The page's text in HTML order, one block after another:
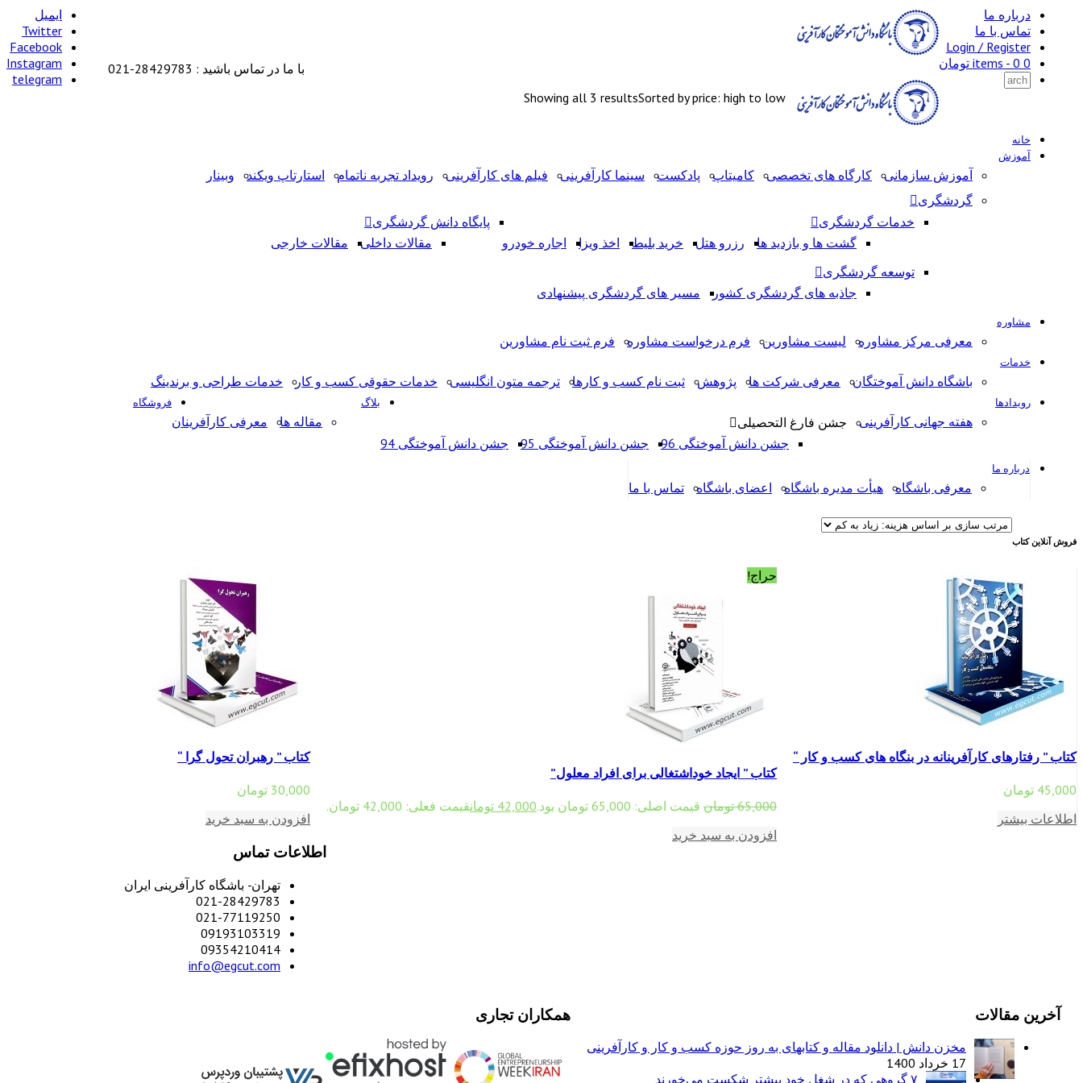
درباره ما
تماس با ما
Login / Register
0 items -
0 تومان
ایمیل
Twitter
Facebook
Instagram
telegram
با ما در تماس باشید : 28429783-021
خانه
آموزش
آموزش سازمانی کارگاه های تخصصی کامیتاپ پادکست سینما کارآفرینی فیلم های کارآفرینی رویداد تجربه ناتمام استارتاپ ویکند
وبینار
گردشگری
خدمات گردشگری
گشت ها و بازدید ها
رزرو هتل خرید بلیط اخذ ویزا اجاره خودرو
پایگاه دانش گردشگری
مقالات داخلی
مقالات خارجی
توسعه گردشگری
جاذبه های گردشگری کشور
مسیر های گردشگری پیشنهادی
مشاوره
معرفی مرکز مشاوره لیست مشاورین فرم درخواست مشاوره فرم ثبت نام مشاورین
خدمات
باشگاه دانش آموختگان معرفی شرکت ها پژوهش ثبت نام کسب و کارها ترجمه متون انگلیسی خدمات حقوقی کسب و کار خدمات طراحی و برندینگ
رویدادها
هفته جهانی کارآفرینی
جشن فارغ التحصیلی
جشن دانش آموختگی 96
جشن دانش آموختگی 95 جشن دانش آموختگی 94
بلاگ
مقاله ها معرفی کارآفرینان
فروشگاه
درباره ما
معرفی باشگاه هیأت مدیره باشگاه اعضای باشگاه تماس با ما
فروش آنلاین کتاب
Showing all 3 resultsSorted by price: high to low
کتاب ” رفتارهای کارآفرینانه در بنگاه های کسب و کار “
45,000 تومان
اطلاعات بیشتر
حراج!
کتاب ” ایجاد خوداشتغالی برای افراد معلول”
65,000 تومان قیمت اصلی: 65,000 تومان بود. 42,000 تومانقیمت فعلی: 42,000 تومان.
افزودن به سبد خرید
کتاب ” رهبران تحول گرا “
30,000 تومان
افزودن به سبد خرید
اطلاعات تماس
تهران- باشگاه کارآفرینی ایران
021-28429783
021-77119250
09193103319
09354210414
info@egcut.com
آخرین مقالات
مخزن دانش | دانلود مقاله و کتابهای به روز حوزه کسب و کار و کارآفرینی
17 خرداد 1400
۷ گروهی که در شغل خود بیشتر شکست می‌خورند
همکاران تجاری